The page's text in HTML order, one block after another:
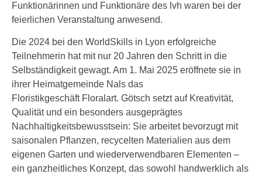
Funktionärinnen und Funktionäre des lvh waren bei der
feierlichen Veranstaltung anwesend.
Die 2024 bei den WorldSkills in Lyon erfolgreiche
Teilnehmerin hat mit nur 20 Jahren den Schritt in die
Selbständigkeit gewagt. Am 1. Mai 2025 eröffnete sie in
ihrer Heimatgemeinde Nals das
Floristikgeschäft Floralart. Götsch setzt auf Kreativität,
Qualität und ein besonders ausgeprägtes
Nachhaltigkeitsbewusstsein: Sie arbeitet bevorzugt mit
saisonalen Pflanzen, recycelten Materialien aus dem
eigenen Garten und wiederverwendbaren Elementen –
ein ganzheitliches Konzept, das sowohl handwerklich als